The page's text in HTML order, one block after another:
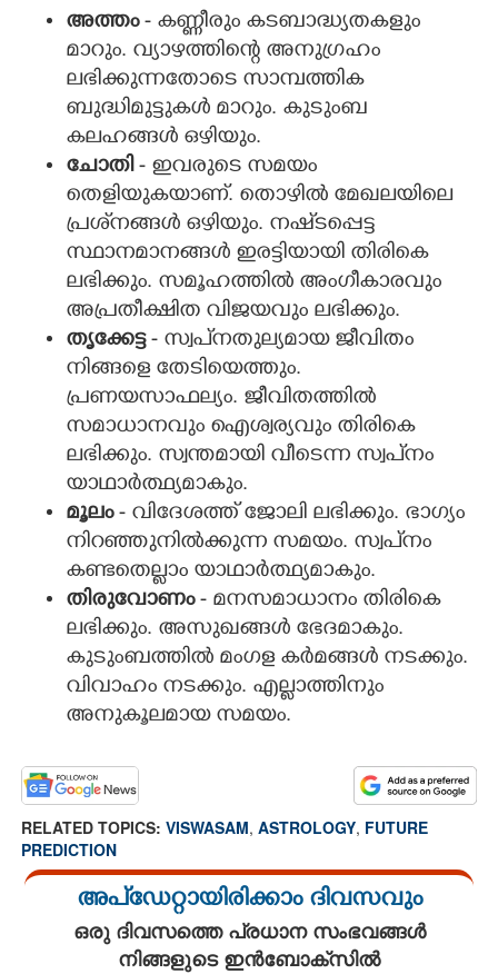
അത്തം- കണ്ണീരും കടബാദ്ധ്യതകളും
മാറും. വ്യാഴത്തിന്റെ അനുഗ്രഹം
ലഭിക്കുന്നതോടെ സാമ്പത്തിക
ബുദ്ധിമുട്ടുകൾ മാറും. കുടുംബ
കലഹങ്ങൾ ഒഴിയും.
ചോതി- ഇവരുടെ സമയം
തെളിയുകയാണ്. തൊഴിൽ മേഖലയിലെ
പ്രശ്‌നങ്ങൾ ഒഴിയും. നഷ്‌‌ടപ്പെട്ട
സ്ഥാനമാനങ്ങൾ ഇരട്ടിയായി തിരികെ
ലഭിക്കും. സമൂഹത്തിൽ അംഗീകാരവും
അപ്രതീക്ഷിത വിജയവും ലഭിക്കും.
തൃക്കേട്ട- സ്വപ്‌നതുല്യമായ ജീവിതം
നിങ്ങളെ തേടിയെത്തും.
പ്രണയസാഫല്യം. ജീവിതത്തിൽ
സമാധാനവും ഐശ്വര്യവും തിരികെ
ലഭിക്കും. സ്വന്തമായി വീടെന്ന സ്വപ്‌നം
യാഥാർത്ഥ്യമാകും.
മൂലം- വിദേശത്ത് ജോലി ലഭിക്കും. ഭാഗ്യം
നിറഞ്ഞുനിൽക്കുന്ന സമയം. സ്വപ്‌‌നം
കണ്ടതെല്ലാം യാഥാർത്ഥ്യമാകും.
തിരുവോണം- മനസമാധാനം തിരികെ
ലഭിക്കും. അസുഖങ്ങൾ ഭേദമാകും.
കുടുംബത്തിൽ മംഗള കർമങ്ങൾ നടക്കും.
വിവാഹം നടക്കും. എല്ലാത്തിനും
അനുകൂലമായ സമയം.
RELATED TOPICS: VISWASAM, ASTROLOGY, FUTURE
PREDICTION
അപ്ഡേറ്റായിരിക്കാം ദിവസവും
ഒരു ദിവസത്തെ പ്രധാന സംഭവങ്ങൾ
നിങ്ങളുടെ ഇൻബോക്സിൽ